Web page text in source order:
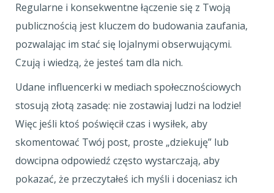
Regularne i konsekwentne łączenie się z Twoją
publicznością jest kluczem do budowania zaufania,
pozwalając im stać się lojalnymi obserwującymi.
Czują i wiedzą, że jesteś tam dla nich.
Udane influencerki w mediach społecznościowych
stosują złotą zasadę: nie zostawiaj ludzi na lodzie!
Więc jeśli ktoś poświęcił czas i wysiłek, aby
skomentować Twój post, proste „dziekuję” lub
dowcipna odpowiedź często wystarczają, aby
pokazać, że przeczytałeś ich myśli i doceniasz ich